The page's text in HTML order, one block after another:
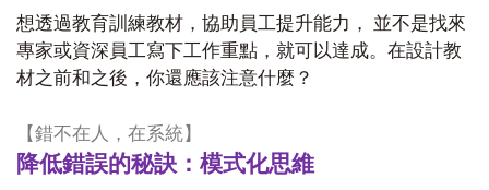
想透過教育訓練教材，協助員工提升能力， 並不是找來
專家或資深員工寫下工作重點，就可以達成。在設計教
材之前和之後，你還應該注意什麼？
【錯不在人，在系統】
降低錯誤的秘訣：模式化思維